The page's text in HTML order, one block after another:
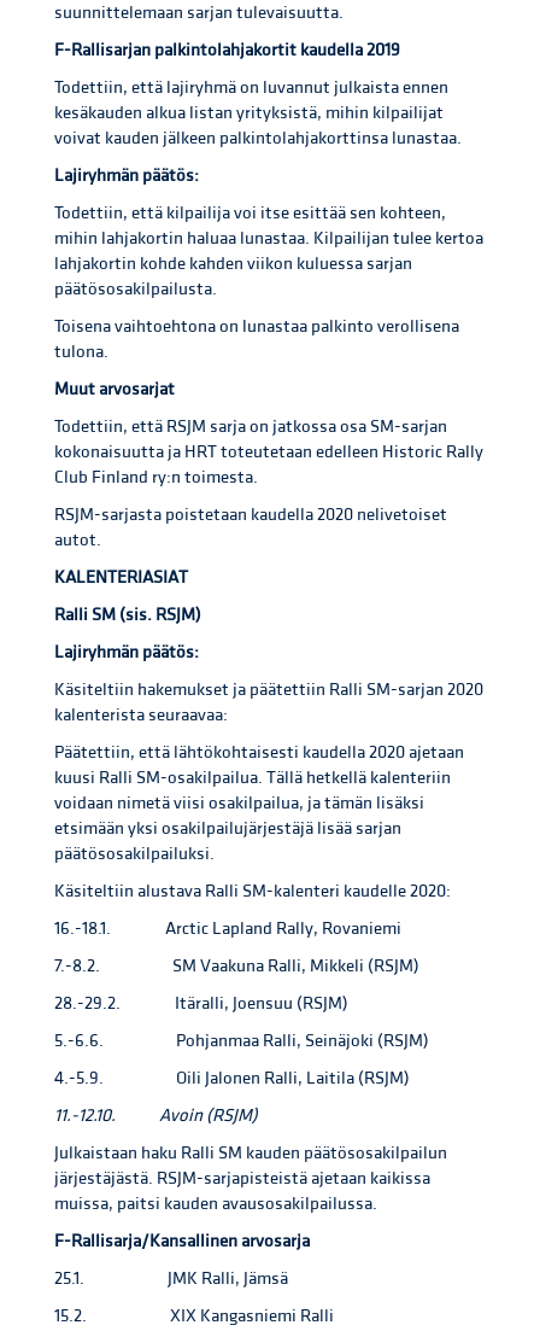
suunnittelemaan sarjan tulevaisuutta.
F-Rallisarjan palkintolahjakortit kaudella 2019
Todettiin, että lajiryhmä on luvannut julkaista ennen
kesäkauden alkua listan yrityksistä, mihin kilpailijat
voivat kauden jälkeen palkintolahjakorttinsa lunastaa.
Lajiryhmän päätös:
Todettiin, että kilpailija voi itse esittää sen kohteen,
mihin lahjakortin haluaa lunastaa. Kilpailijan tulee kertoa
lahjakortin kohde kahden viikon kuluessa sarjan
päätösosakilpailusta.
Toisena vaihtoehtona on lunastaa palkinto verollisena
tulona.
Muut arvosarjat
Todettiin, että RSJM sarja on jatkossa osa SM-sarjan
kokonaisuutta ja HRT toteutetaan edelleen Historic Rally
Club Finland ry:n toimesta.
RSJM-sarjasta poistetaan kaudella 2020 nelivetoiset
autot.
KALENTERIASIAT
Ralli SM (sis. RSJM)
Lajiryhmän päätös:
Käsiteltiin hakemukset ja päätettiin Ralli SM-sarjan 2020
kalenterista seuraavaa:
Päätettiin, että lähtökohtaisesti kaudella 2020 ajetaan
kuusi Ralli SM-osakilpailua. Tällä hetkellä kalenteriin
voidaan nimetä viisi osakilpailua, ja tämän lisäksi
etsimään yksi osakilpailujärjestäjä lisää sarjan
päätösosakilpailuksi.
Käsiteltiin alustava Ralli SM-kalenteri kaudelle 2020:
16.-18.1. Arctic Lapland Rally, Rovaniemi
7.-8.2. SM Vaakuna Ralli, Mikkeli (RSJM)
28.-29.2. Itäralli, Joensuu (RSJM)
5.-6.6. Pohjanmaa Ralli, Seinäjoki (RSJM)
4.-5.9. Oili Jalonen Ralli, Laitila (RSJM)
11.-12.10. Avoin (RSJM)
Julkaistaan haku Ralli SM kauden päätösosakilpailun
järjestäjästä. RSJM-sarjapisteistä ajetaan kaikissa
muissa, paitsi kauden avausosakilpailussa.
F-Rallisarja/Kansallinen arvosarja
25.1. JMK Ralli, Jämsä
15.2. XIX Kangasniemi Ralli